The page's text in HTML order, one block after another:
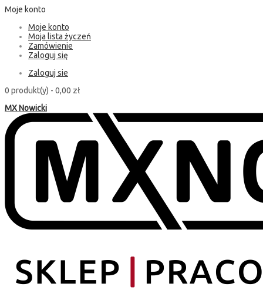
Moje konto
Moje konto
Moja lista życzeń
Zamówienie
Zaloguj się
Zaloguj sie
0 produkt(y) - 0,00 zł
MX Nowicki